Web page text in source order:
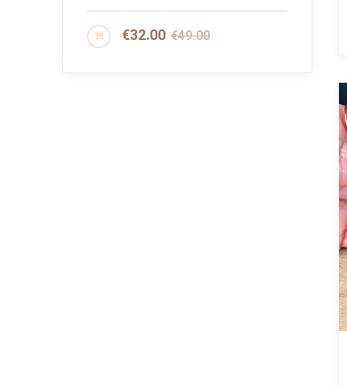
€49.00
€32.00
AGGIUNGI AL CARRELLO